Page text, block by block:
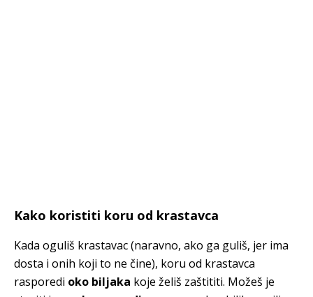
Kako koristiti koru od krastavca
Kada oguliš krastavac (naravno, ako ga guliš, jer ima
dosta i onih koji to ne čine), koru od krastavca
rasporedi oko biljaka koje želiš zaštititi. Možeš je